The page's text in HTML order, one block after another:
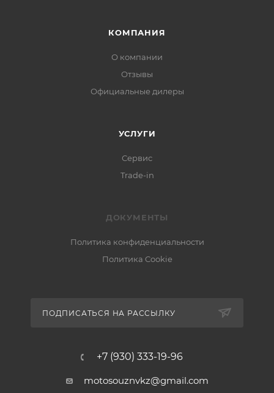
КОМПАНИЯ
О компании
Отзывы
Официальные дилеры
УСЛУГИ
Сервис
Trade-in
ДОКУМЕНТЫ
Политика конфиденциальности
Политика Cookie
ПОДПИСАТЬСЯ НА РАССЫЛКУ
+7 (930) 333-19-96
motosouznvkz@gmail.com